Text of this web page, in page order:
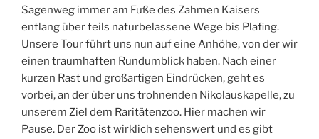
Sagenweg immer am Fuße des Zahmen Kaisers
entlang über teils naturbelassene Wege bis Plafing.
Unsere Tour führt uns nun auf eine Anhöhe, von der wir
einen traumhaften Rundumblick haben. Nach einer
kurzen Rast und großartigen Eindrücken, geht es
vorbei, an der über uns trohnenden Nikolauskapelle, zu
unserem Ziel dem Raritätenzoo. Hier machen wir
Pause. Der Zoo ist wirklich sehenswert und es gibt